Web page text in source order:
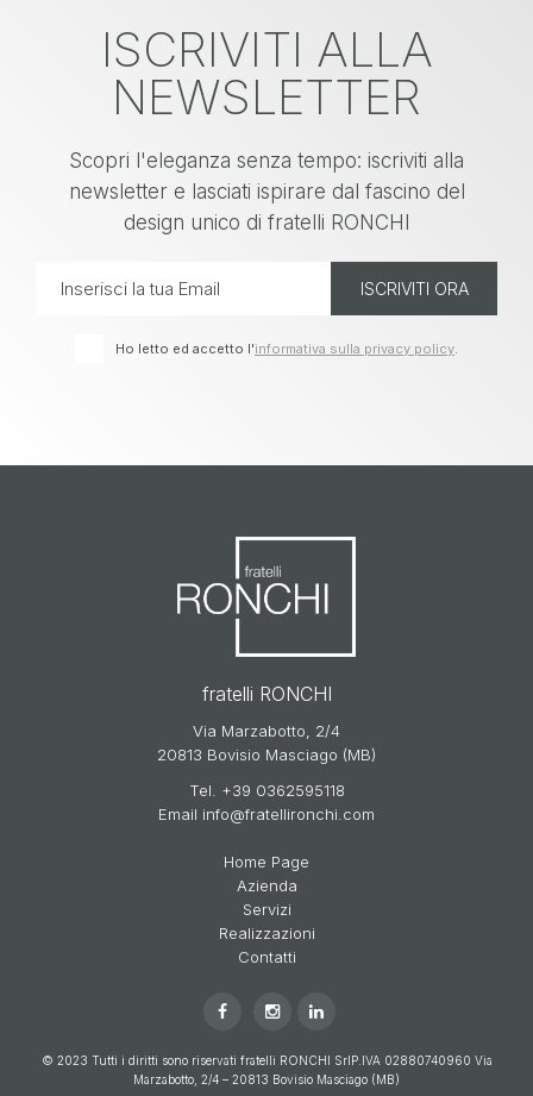
ISCRIVITI ALLA
NEWSLETTER
Scopri l'eleganza senza tempo: iscriviti alla
newsletter e lasciati ispirare dal fascino del
design unico di fratelli RONCHI
Ho letto ed accetto l'informativa sulla privacy policy.
fratelli RONCHI
Via Marzabotto, 2/4
20813 Bovisio Masciago (MB)
Tel. +39 0362595118
Email info@fratellironchi.com
Home Page
Azienda
Servizi
Realizzazioni
Contatti
© 2023 Tutti i diritti sono riservati fratelli RONCHI Srl P.IVA 02880740960 Via
Marzabotto, 2/4 – 20813 Bovisio Masciago (MB)